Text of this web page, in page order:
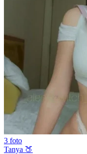
3 foto
Tanya 🍑